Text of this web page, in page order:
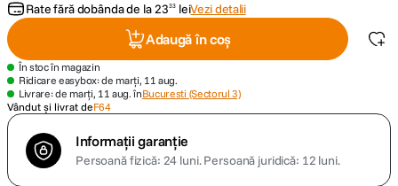
dji mic mini
9. dji osmo
10. insta 360
Rate fără dobânda de la2333 leiVezi detalii
Adaugă în coș
În stoc în magazin
Ridicare easybox: de marți, 11 aug.
Livrare: de marți, 11 aug. înBucuresti (Sectorul 3)
Vândut și livrat deF64
Informații garanție
Persoană fizică: 24 luni.Persoană juridică: 12 luni.